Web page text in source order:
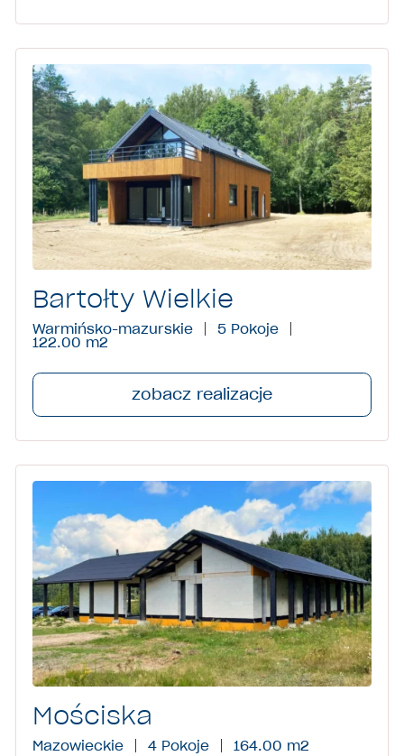
Bartołty Wielkie
Warmińsko-mazurskie 5 Pokoje
122.00 m2
Mościska
Mazowieckie 4 Pokoje 164.00 m2